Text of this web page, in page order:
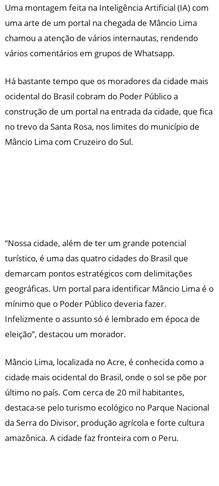
Uma montagem feita na Inteligência Artificial (IA) com
uma arte de um portal na chegada de Mâncio Lima
chamou a atenção de vários internautas, rendendo
vários comentários em grupos de Whatsapp.
Há bastante tempo que os moradores da cidade mais
ocidental do Brasil cobram do Poder Público a
construção de um portal na entrada da cidade, que fica
no trevo da Santa Rosa, nos limites do município de
Mâncio Lima com Cruzeiro do Sul.
“Nossa cidade, além de ter um grande potencial
turístico, é uma das quatro cidades do Brasil que
demarcam pontos estratégicos com delimitações
geográficas. Um portal para identificar Mâncio Lima é o
mínimo que o Poder Público deveria fazer.
Infelizmente o assunto só é lembrado em época de
eleição”, destacou um morador.
Mâncio Lima, localizada no Acre, é conhecida como a
cidade mais ocidental do Brasil, onde o sol se põe por
último no país. Com cerca de 20 mil habitantes,
destaca-se pelo turismo ecológico no Parque Nacional
da Serra do Divisor, produção agrícola e forte cultura
amazônica. A cidade faz fronteira com o Peru.